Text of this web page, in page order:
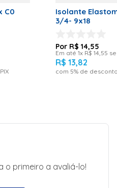
C0
Isolante
3/4- 9x18
R$ 14,55
Em até 1x R$ 14 55
R$ 13,82
com 5% de
o primeiro a avaliá-lo!